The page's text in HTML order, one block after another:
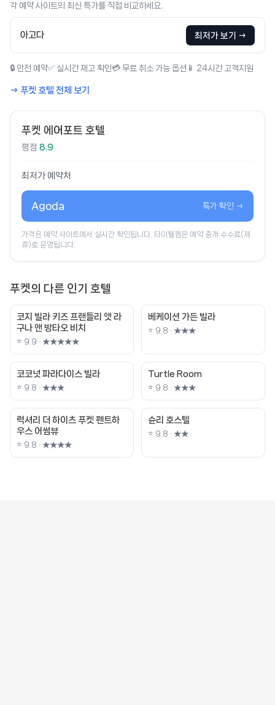
각 예약 사이트의 최신 특가를 직접 비교하세요.
아고다 최저가 보기 →
🔒 안전 예약✅ 실시간 재고 확인 💳 무료 취소 가능 옵션 📱 24시간 고객지원
→ 푸켓 호텔 전체 보기
푸켓 에어포트 호텔
평점 8.9
최저가 예약처
Agoda 특가 확인 →
가격은 예약 사이트에서 실시간 확인됩니다. 타이웰컴은 예약 중개 수수료(제
휴)로 운영됩니다.
푸켓의 다른 인기 호텔
코지 빌라 키즈 프랜들리 앳 라
구나 앤 방타오 비치
⭐ 9.9 · ★★★★★
베케이션 가든 빌라
⭐ 9.8 · ★★★
코코넛 파라다이스 빌라
⭐ 9.8 · ★★★
Turtle Room
⭐ 9.8 · ★★★
럭셔리 더 하이츠 푸켓 펜트하
우스 어썸뷰
⭐ 9.8 · ★★★★
슌리 호스텔
⭐ 9.8 · ★★